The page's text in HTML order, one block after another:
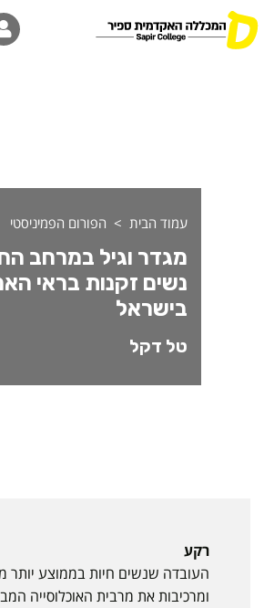
עמוד הבית הפורום הפמיניסטי
מגדר וגיל במרחב
נשים זקנות בראי
בישראל
טל דקל
רקע
העובדה שנשים חיות בממוצע יותר
ומרכיבות את מרבית האוכלוסייה